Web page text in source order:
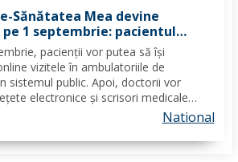
Sănătatea Mea devine
1 septembrie: pacientul
direct al sistemului
pacienții vor putea să își
vizitele în ambulatoriile de
sistemul public. Apoi, doctorii vor
electronice și scrisori medicale
platformă. Se fac ultimele lucrări la
Mea" pentru aceste...
National